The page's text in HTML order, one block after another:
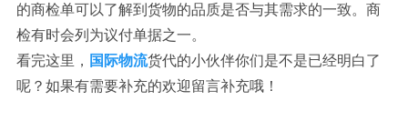
的商检单可以了解到货物的品质是否与其需求的一致。商
检有时会列为议付单据之一。
看完这里， 国际物流货代的小伙伴你们是不是已经明白了
呢？如果有需要补充的欢迎留言补充哦！